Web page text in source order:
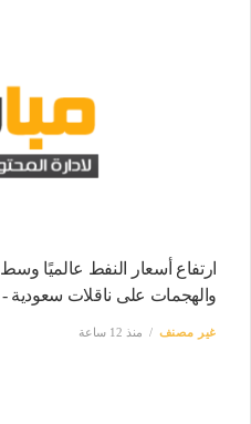
ارتفاع أسعار النفط عالميًا
والهجمات على ناقلات سعودية -
غير مصنف منذ 12 ساعة